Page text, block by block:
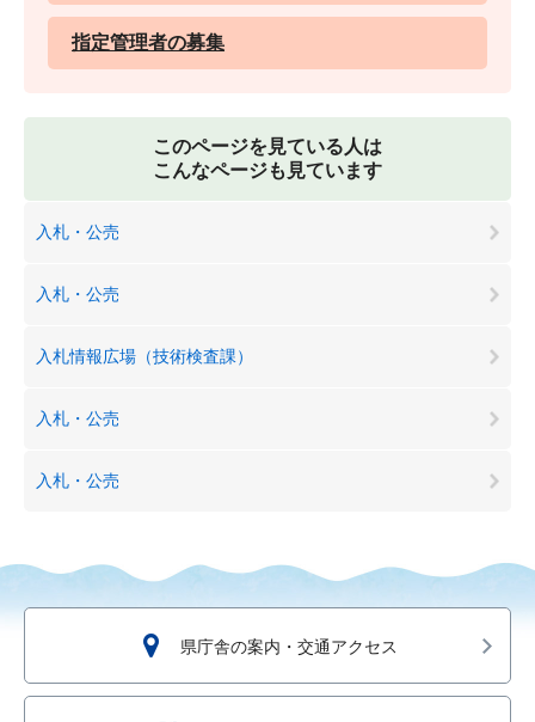
指定管理者の募集
このページを見ている人は
こんなページも見ています
入札・公売
入札・公売
入札情報広場（技術検査課）
入札・公売
入札・公売
県庁舎の案内・交通アクセス